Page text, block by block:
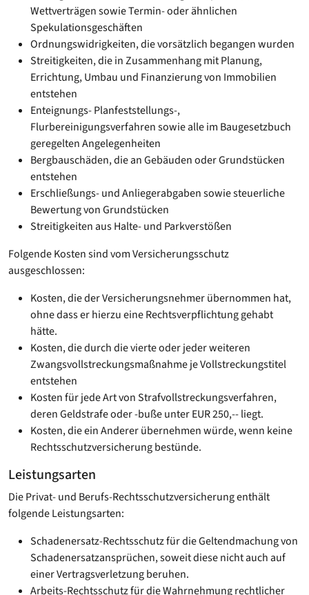
Wettverträgen sowie Termin- oder ähnlichen
Spekulationsgeschäften
Ordnungswidrigkeiten, die vorsätzlich begangen wurden
Streitigkeiten, die in Zusammenhang mit Planung,
Errichtung, Umbau und Finanzierung von Immobilien
entstehen
Enteignungs- Planfeststellungs-,
Flurbereinigungsverfahren sowie alle im Baugesetzbuch
geregelten Angelegenheiten
Bergbauschäden, die an Gebäuden oder Grundstücken
entstehen
Erschließungs- und Anliegerabgaben sowie steuerliche
Bewertung von Grundstücken
Streitigkeiten aus Halte- und Parkverstößen
Folgende Kosten sind vom Versicherungsschutz
ausgeschlossen:
Kosten, die der Versicherungsnehmer übernommen hat,
ohne dass er hierzu eine Rechtsverpflichtung gehabt
hätte.
Kosten, die durch die vierte oder jeder weiteren
Zwangsvollstreckungsmaßnahme je Vollstreckungstitel
entstehen
Kosten für jede Art von Strafvollstreckungsverfahren,
deren Geldstrafe oder -buße unter EUR 250,-- liegt.
Kosten, die ein Anderer übernehmen würde, wenn keine
Rechtsschutzversicherung bestünde.
Leistungsarten
Die Privat- und Berufs-Rechtsschutzversicherung enthält
folgende Leistungsarten:
Schadenersatz-Rechtsschutz für die Geltendmachung von
Schadenersatzansprüchen, soweit diese nicht auch auf
einer Vertragsverletzung beruhen.
Arbeits-Rechtsschutz für die Wahrnehmung rechtlicher